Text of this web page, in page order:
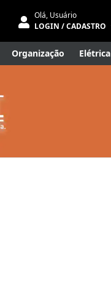
Olá, Usuário
LOGIN / CADASTRO
Organização Elétrica